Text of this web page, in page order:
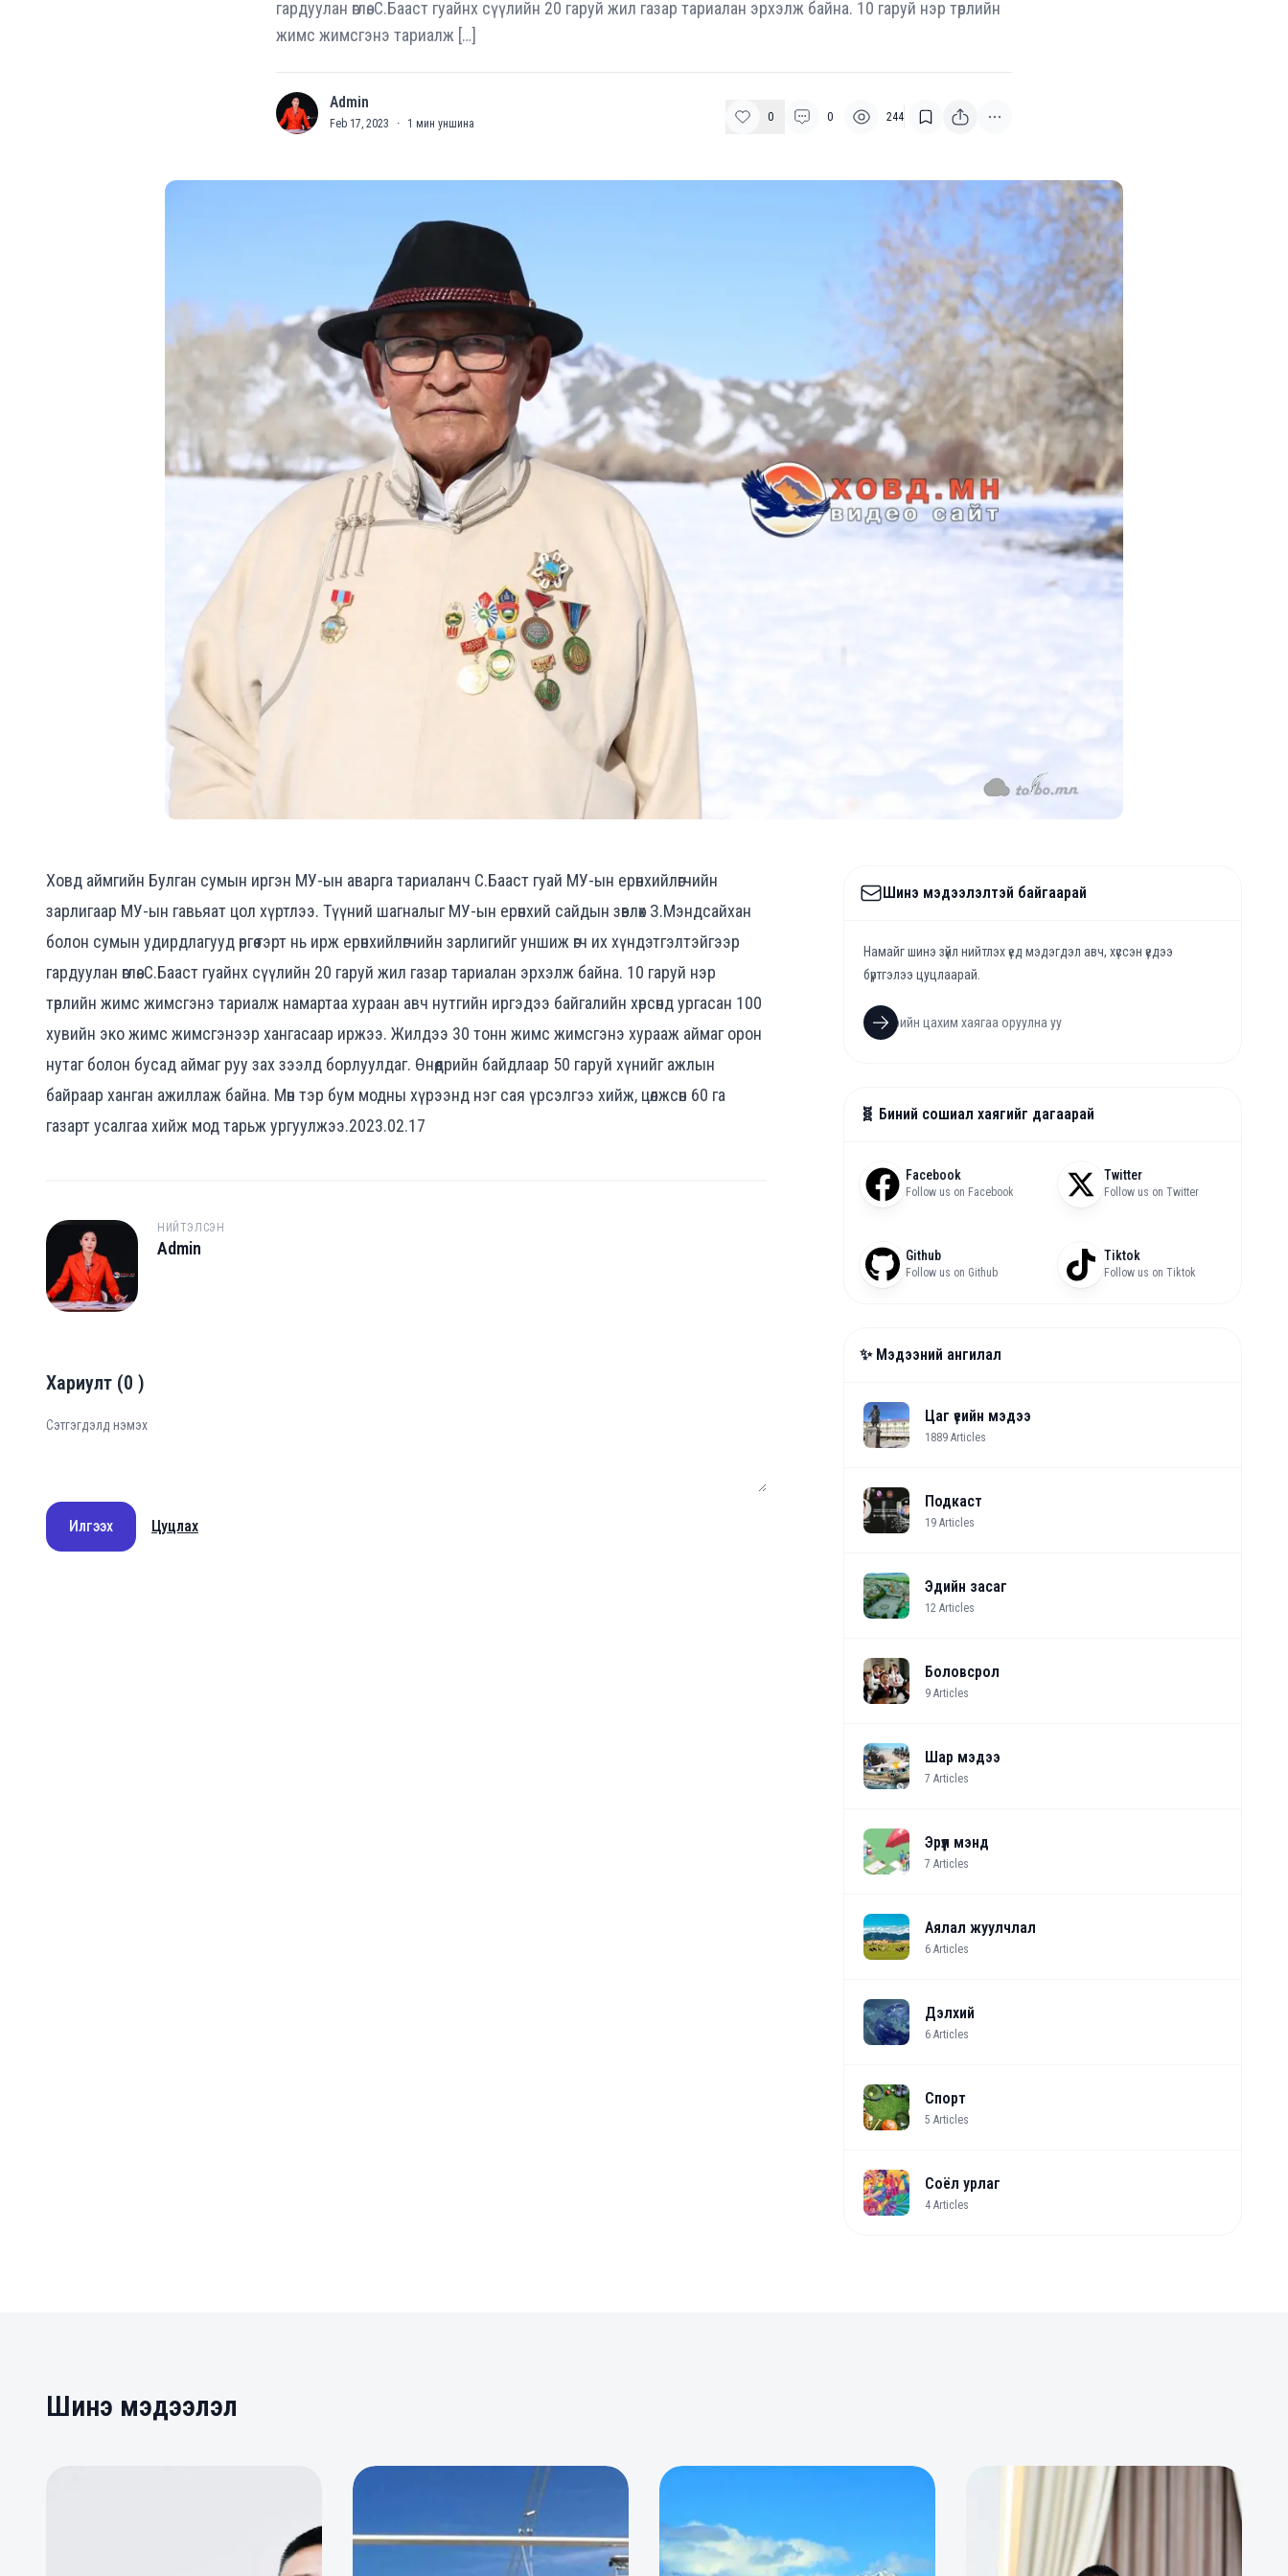
гардуулан өглөө. С.Бааст гуайнх сүүлийн 20 гаруй жил газар тариалан эрхэлж байна. 10 гаруй нэр төрлийн
жимс жимсгэнэ тариалж […]
A Admin
Feb 17, 2023 · 1 мин уншина 0 0 244
Ховд аймгийн Булган сумын иргэн МУ-ын аварга тариаланч С.Бааст гуай МУ-ын ерөнхийлөгчийн
зарлигаар МУ-ын гавьяат цол хүртлээ. Түүний шагналыг МУ-ын ерөнхий сайдын зөвлөх З.Мэндсайхан
болон сумын удирдлагууд өргөө гэрт нь ирж ерөнхийлөгчийн зарлигийг уншиж өгч их хүндэтгэлтэйгээр
гардуулан өглөө. С.Бааст гуайнх сүүлийн 20 гаруй жил газар тариалан эрхэлж байна. 10 гаруй нэр
төрлийн жимс жимсгэнэ тариалж намартаа хураан авч нутгийн иргэдээ байгалийн хөрсөнд ургасан 100
хувийн эко жимс жимсгэнээр хангасаар иржээ. Жилдээ 30 тонн жимс жимсгэнэ хурааж аймаг орон
нутаг болон бусад аймаг руу зах зээлд борлуулдаг. Өнөөдрийн байдлаар 50 гаруй хүнийг ажлын
байраар ханган ажиллаж байна. Мөн тэр бум модны хүрээнд нэг сая үрсэлгээ хийж, цөлжсөн 60 га
газарт усалгаа хийж мод тарьж ургуулжээ.2023.02.17
A
НИЙТЭЛСЭН
Admin
Хариулт (0 )
Илгээх Цуцлах
Шинэ мэдээлэлтэй байгаарай
Намайг шинэ зүйл нийтлэх үед мэдэгдэл авч, хүссэн үедээ
бүртгэлээ цуцлаарай.
🧬 Биний сошиал хаягийг дагаарай
Facebook
Follow us on Facebook
Twitter
Follow us on Twitter
Github
Follow us on Github
Tiktok
Follow us on Tiktok
✨ Мэдээний ангилал
Цаг үеийн мэдээ
1889 Articles
Подкаст
19 Articles
Эдийн засаг
12 Articles
Боловсрол
9 Articles
Шар мэдээ
7 Articles
Эрүүл мэнд
7 Articles
Аялал жуулчлал
6 Articles
Дэлхий
6 Articles
Спорт
5 Articles
Соёл урлаг
4 Articles
Шинэ мэдээлэл